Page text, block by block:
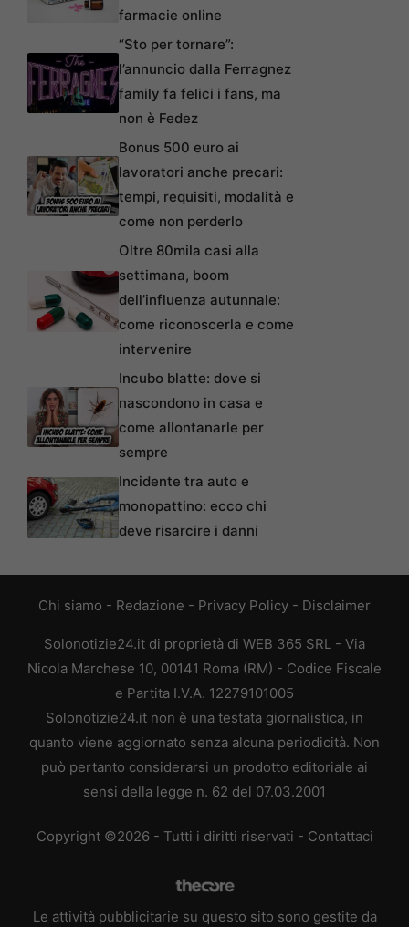
farmacie online
“Sto per tornare”:
l’annuncio dalla Ferragnez
family fa felici i fans, ma
non è Fedez
Bonus 500 euro ai
lavoratori anche precari:
tempi, requisiti, modalità e
come non perderlo
Oltre 80mila casi alla
settimana, boom
dell’influenza autunnale:
come riconoscerla e come
intervenire
Incubo blatte: dove si
nascondono in casa e
come allontanarle per
sempre
Incidente tra auto e
monopattino: ecco chi
deve risarcire i danni
Chi siamo - Redazione - Privacy Policy - Disclaimer
Solonotizie24.it di proprietà di WEB 365 SRL - Via
Nicola Marchese 10, 00141 Roma (RM) - Codice Fiscale
e Partita I.V.A. 12279101005
Solonotizie24.it non è una testata giornalistica, in
quanto viene aggiornato senza alcuna periodicità. Non
può pertanto considerarsi un prodotto editoriale ai
sensi della legge n. 62 del 07.03.2001
Copyright ©2026 - Tutti i diritti riservati - Contattaci
Le attività pubblicitarie su questo sito sono gestite da